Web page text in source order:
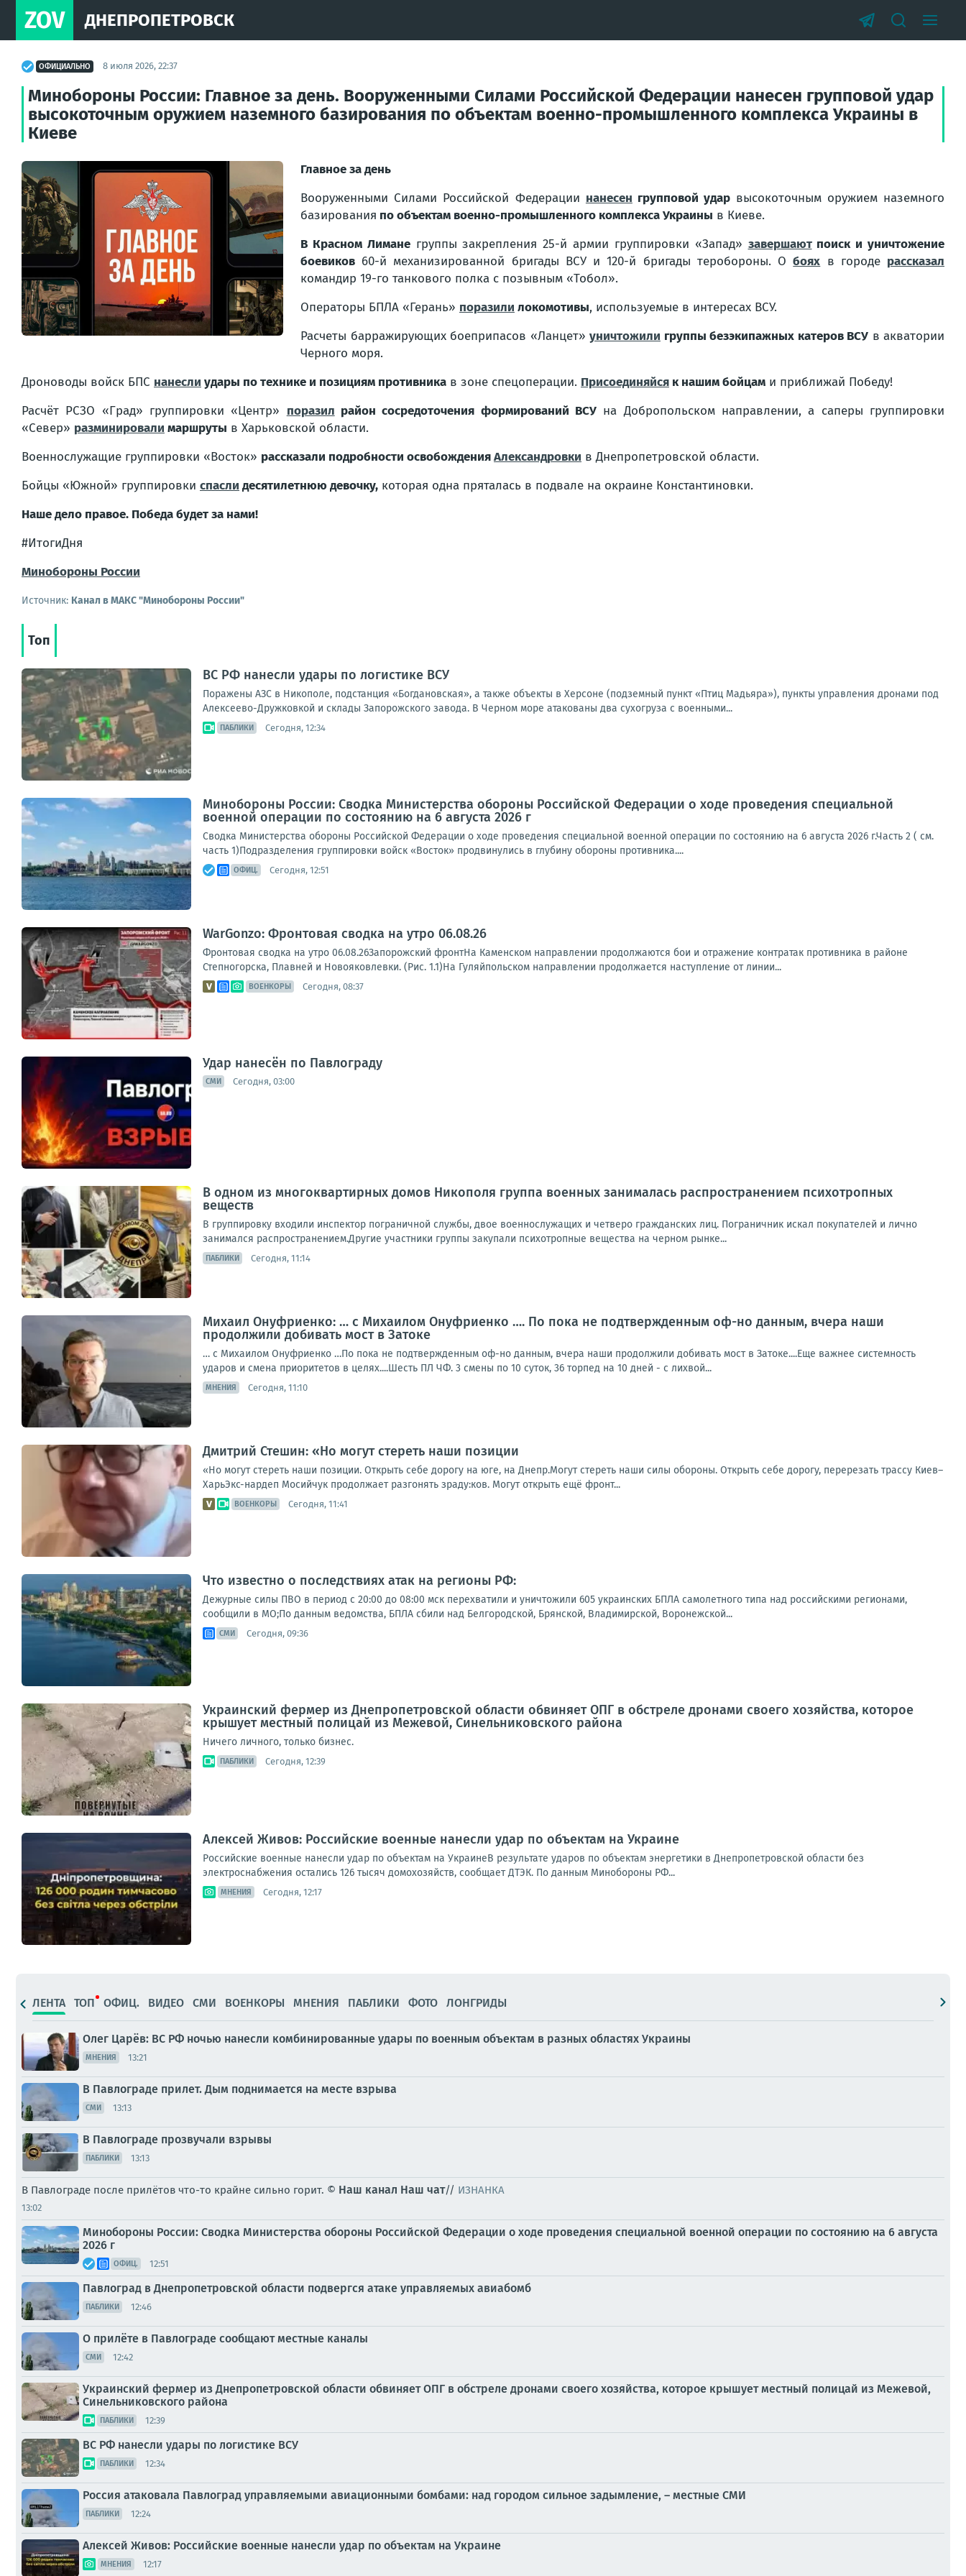
ZOV ДНЕПРОПЕТРОВСК
ОФИЦИАЛЬНО 8 июля 2026, 22:37
Минобороны России: Главное за день. Вооруженными Силами Российской Федерации нанесен групповой удар
высокоточным оружием наземного базирования по объектам военно-промышленного комплекса Украины в
Киеве
Главное за день
Вооруженными Силами Российской Федерации нанесен групповой удар высокоточным оружием наземного
базирования по объектам военно-промышленного комплекса Украины в Киеве.
В Красном Лиманегруппы закрепления 25-й армии группировки «Запад» завершаютпоиск и уничтожение
боевиков 60-й механизированной бригады ВСУ и 120-й бригады теробороны. Обоях в городе рассказал
командир 19-го танкового полка с позывным «Тобол».
Операторы БПЛА «Герань» поразили локомотивы, используемые в интересах ВСУ.
Расчеты барражирующих боеприпасов «Ланцет» уничтожили группы безэкипажных катеров ВСУ в акватории
Черного моря.
Дроноводы войск БПС нанесли удары по технике и позициям противника в зоне спецоперации. Присоединяйся к нашим бойцам и приближай Победу!
Расчёт РСЗО «Град» группировки «Центр» поразил район сосредоточения формирований ВСУ на Добропольском направлении, а саперы группировки
«Север» разминировали маршруты в Харьковской области.
Военнослужащие группировки «Восток» рассказали подробности освобожденияАлександровки в Днепропетровской области.
Бойцы «Южной» группировки спасли десятилетнюю девочку, которая одна пряталась в подвале на окраине Константиновки.
Наше дело правое. Победа будет за нами!
#ИтогиДня
Минобороны России
Источник: Канал в МАКС "Минобороны России"
Топ
ВС РФ нанесли удары по логистике ВСУ
Поражены АЗС в Никополе, подстанция «Богдановская», а также объекты в Херсоне (подземный пункт «Птиц Мадьяра»), пункты управления дронами под
Алексеево-Дружковкой и склады Запорожского завода. В Черном море атакованы два сухогруза с военными...
ПАБЛИКИ Сегодня, 12:34
Минобороны России: Сводка Министерства обороны Российской Федерации о ходе проведения специальной
военной операции по состоянию на 6 августа 2026 г
Сводка Министерства обороны Российской Федерации о ходе проведения специальной военной операции по состоянию на 6 августа 2026 г.Часть 2 ( см.
часть 1)Подразделения группировки войск «Восток» продвинулись в глубину обороны противника....
ОФИЦ. Сегодня, 12:51
WarGonzo: Фронтовая сводка на утро 06.08.26
Фронтовая сводка на утро 06.08.26Запорожский фронтНа Каменском направлении продолжаются бои и отражение контратак противника в районе
Степногорска, Плавней и Новояковлевки. (Рис. 1.1)На Гуляйпольском направлении продолжается наступление от линии...
ВОЕНКОРЫ Сегодня, 08:37
Удар нанесён по Павлограду
СМИ Сегодня, 03:00
В одном из многоквартирных домов Никополя группа военных занималась распространением психотропных
веществ
В группировку входили инспектор пограничной службы, двое военнослужащих и четверо гражданских лиц. Пограничник искал покупателей и лично
занимался распространением.Другие участники группы закупали психотропные вещества на черном рынке...
ПАБЛИКИ Сегодня, 11:14
Михаил Онуфриенко: … с Михаилом Онуфриенко …. По пока не подтвержденным оф-но данным, вчера наши
продолжили добивать мост в Затоке
… с Михаилом Онуфриенко …По пока не подтвержденным оф-но данным, вчера наши продолжили добивать мост в Затоке....Еще важнее системность
ударов и смена приоритетов в целях....Шесть ПЛ ЧФ. 3 смены по 10 суток, 36 торпед на 10 дней - с лихвой...
МНЕНИЯ Сегодня, 11:10
Дмитрий Стешин: «Но могут стереть наши позиции
«Но могут стереть наши позиции. Открыть себе дорогу на юге, на Днепр.Могут стереть наши силы обороны. Открыть себе дорогу, перерезать трассу Киев–
ХарьЭкс-нардеп Мосийчук продолжает разгонять зраду:ков. Могут открыть ещё фронт...
ВОЕНКОРЫ Сегодня, 11:41
Что известно о последствиях атак на регионы РФ:
Дежурные силы ПВО в период с 20:00 до 08:00 мск перехватили и уничтожили 605 украинских БПЛА самолетного типа над российскими регионами,
сообщили в МО;По данным ведомства, БПЛА сбили над Белгородской, Брянской, Владимирской, Воронежской...
СМИ Сегодня, 09:36
Украинский фермер из Днепропетровской области обвиняет ОПГ в обстреле дронами своего хозяйства, которое
крышует местный полицай из Межевой, Синельниковского района
Ничего личного, только бизнес.
ПАБЛИКИ Сегодня, 12:39
Алексей Живов: Российские военные нанесли удар по объектам на Украине
Российские военные нанесли удар по объектам на УкраинеВ результате ударов по объектам энергетики в Днепропетровской области без
электроснабжения остались 126 тысяч домохозяйств, сообщает ДТЭК. По данным Минобороны РФ...
МНЕНИЯ Сегодня, 12:17
ЛЕНТА ТОП ОФИЦ. ВИДЕО СМИ ВОЕНКОРЫ МНЕНИЯ ПАБЛИКИ ФОТО ЛОНГРИДЫ
Олег Царёв: ВС РФ ночью нанесли комбинированные удары по военным объектам в разных областях Украины
МНЕНИЯ 13:21
В Павлограде прилет. Дым поднимается на месте взрыва
СМИ 13:13
В Павлограде прозвучали взрывы
ПАБЛИКИ 13:13
В Павлограде после прилётов что-то крайне сильно горит. © Наш канал Наш чат// ИЗНАНКА
13:02
Минобороны России: Сводка Министерства обороны Российской Федерации о ходе проведения специальной военной операции по состоянию на 6 августа
2026 г
ОФИЦ. 12:51
Павлоград в Днепропетровской области подвергся атаке управляемых авиабомб
ПАБЛИКИ 12:46
О прилёте в Павлограде сообщают местные каналы
СМИ 12:42
Украинский фермер из Днепропетровской области обвиняет ОПГ в обстреле дронами своего хозяйства, которое крышует местный полицай из Межевой,
Синельниковского района
ПАБЛИКИ 12:39
ВС РФ нанесли удары по логистике ВСУ
ПАБЛИКИ 12:34
Россия атаковала Павлоград управляемыми авиационными бомбами: над городом сильное задымление, – местные СМИ
ПАБЛИКИ 12:24
Алексей Живов: Российские военные нанесли удар по объектам на Украине
МНЕНИЯ 12:17